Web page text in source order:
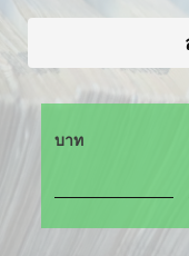
บาท